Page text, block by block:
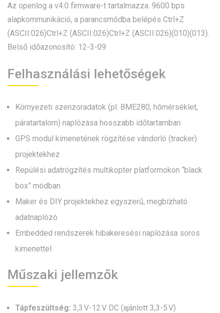
Az openlog a v4.0 firmware-t tartalmazza. 9600 bps
alapkommunikáció, a parancsmódba belépés Ctrl+Z
(ASCII:026)Ctrl+Z (ASCII:026)Ctrl+Z (ASCII:026)(010)(013).
Belső időazonosító: 12-3-09
Felhasználási lehetőségek
Környezeti szenzoradatok (pl. BME280, hőmérséklet,
páratartalom) naplózása hosszabb időtartamban
GPS modul kimenetének rögzítése vándorló (tracker)
projektekhez
Repülési adatrögzítés multikopter platformokon “black
box” módban
Maker és DIY projektekhez egyszerű, megbízható
adatnaplózó
Embedded rendszerek hibakeresési naplózása soros
kimenettel
Műszaki jellemzők
Tápfeszültség: 3,3 V-12 V DC (ajánlott 3,3-5 V)